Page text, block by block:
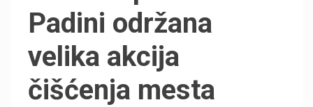
Padini održana
velika akcija
čišćenja mesta